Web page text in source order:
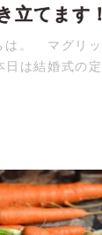
立てます！
は。 マグリ
は結婚式の定